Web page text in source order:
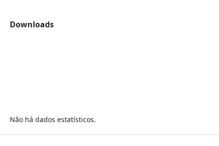
Downloads
Não há dados estatísticos.